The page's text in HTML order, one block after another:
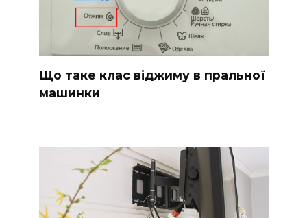
Що таке клас віджиму в пральної
машинки